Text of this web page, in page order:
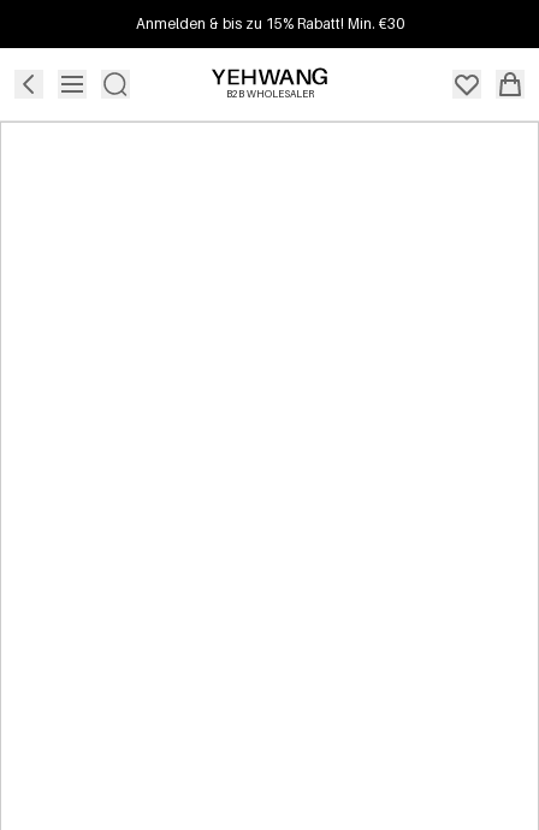
Anmelden & bis zu 15% Rabatt! Min. €30
B2B WHOLESALER